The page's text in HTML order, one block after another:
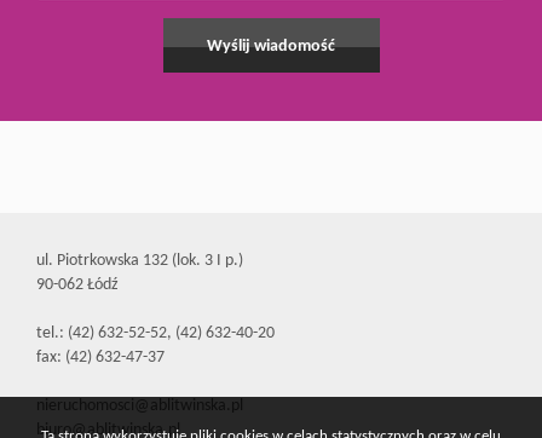
ul. Piotrkowska 132 (lok. 3 I p.)
90-062 Łódź
tel.: (42) 632-52-52, (42) 632-40-20
fax: (42) 632-47-37
nieruchomosci@ablitwinska.pl
biuro@ablitwinska.pl